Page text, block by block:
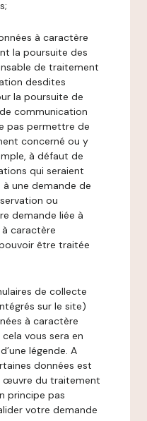
à caractère
la poursuite des
de traitement
desdites
la poursuite de
communication
pas permettre de
concerné ou y
à défaut de
qui seraient
une demande de
ou
demande liée à
caractère
être traitée
de collecte
sur le site)
à caractère
vous sera en
légende. A
données est
œuvre du traitement
principe pas
votre demande